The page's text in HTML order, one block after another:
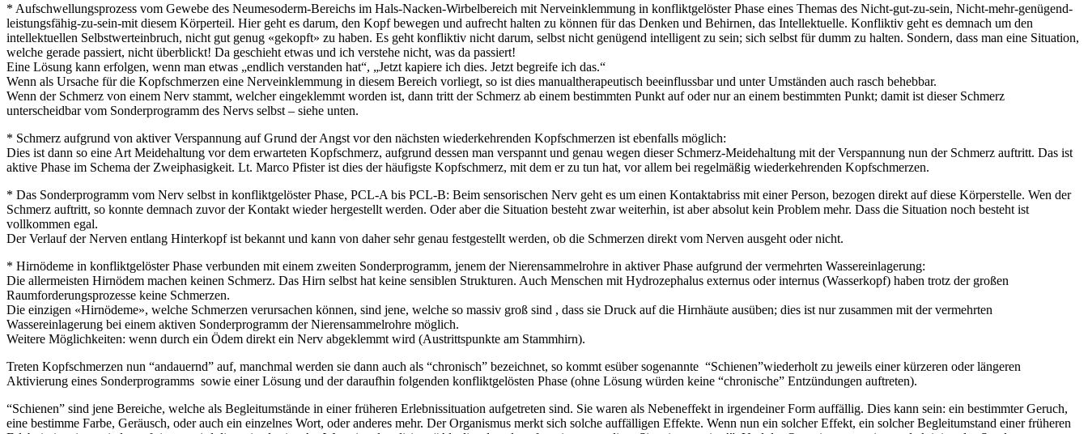
* Aufschwellungsprozess vom Gewebe des Neumesoderm-Bereichs im Hals-Nacken-Wirbelbereich mit Nerveinklemmung in konfliktgelöster Phase eines Themas des Nicht-gut-zu-sein, Nicht-mehr-genügend-
leistungsfähig-zu-sein-mit diesem Körperteil. Hier geht es darum, den Kopf bewegen und aufrecht halten zu können für das Denken und Behirnen, das Intellektuelle. Konfliktiv geht es demnach um den
intellektuellen Selbstwerteinbruch, nicht gut genug «gekopft» zu haben. Es geht konfliktiv nicht darum, selbst nicht genügend intelligent zu sein; sich selbst für dumm zu halten. Sondern, dass man eine Situation,
welche gerade passiert, nicht überblickt! Da geschieht etwas und ich verstehe nicht, was da passiert!
Eine Lösung kann erfolgen, wenn man etwas „endlich verstanden hat“, „Jetzt kapiere ich dies. Jetzt begreife ich das.“
Wenn als Ursache für die Kopfschmerzen eine Nerveinklemmung in diesem Bereich vorliegt, so ist dies manualtherapeutisch beeinflussbar und unter Umständen auch rasch behebbar.
Wenn der Schmerz von einem Nerv stammt, welcher eingeklemmt worden ist, dann tritt der Schmerz ab einem bestimmten Punkt auf oder nur an einem bestimmten Punkt; damit ist dieser Schmerz
unterscheidbar vom Sonderprogramm des Nervs selbst – siehe unten.
* Schmerz aufgrund von aktiver Verspannung auf Grund der Angst vor den nächsten wiederkehrenden Kopfschmerzen ist ebenfalls möglich:
Dies ist dann so eine Art Meidehaltung vor dem erwarteten Kopfschmerz, aufgrund dessen man verspannt und genau wegen dieser Schmerz-Meidehaltung mit der Verspannung nun der Schmerz auftritt. Das ist
aktive Phase im Schema der Zweiphasigkeit. Lt. Marco Pfister ist dies der häufigste Kopfschmerz, mit dem er zu tun hat, vor allem bei regelmäßig wiederkehrenden Kopfschmerzen.
* Das Sonderprogramm vom Nerv selbst in konfliktgelöster Phase, PCL-A bis PCL-B: Beim sensorischen Nerv geht es um einen Kontaktabriss mit einer Person, bezogen direkt auf diese Körperstelle. Wen der
Schmerz auftritt, so konnte demnach zuvor der Kontakt wieder hergestellt werden. Oder aber die Situation besteht zwar weiterhin, ist aber absolut kein Problem mehr. Dass die Situation noch besteht ist
vollkommen egal.
Der Verlauf der Nerven entlang Hinterkopf ist bekannt und kann von daher sehr genau festgestellt werden, ob die Schmerzen direkt vom Nerven ausgeht oder nicht.
* Hirnödeme in konfliktgelöster Phase verbunden mit einem zweiten Sonderprogramm, jenem der Nierensammelrohre in aktiver Phase aufgrund der vermehrten Wassereinlagerung:
Die allermeisten Hirnödem machen keinen Schmerz. Das Hirn selbst hat keine sensiblen Strukturen. Auch Menschen mit Hydrozephalus externus oder internus (Wasserkopf) haben trotz der großen
Raumforderungsprozesse keine Schmerzen.
Die einzigen «Hirnödeme», welche Schmerzen verursachen können, sind jene, welche so massiv groß sind , dass sie Druck auf die Hirnhäute ausüben; dies ist nur zusammen mit der vermehrten
Wassereinlagerung bei einem aktiven Sonderprogramm der Nierensammelrohre möglich.
Weitere Möglichkeiten: wenn durch ein Ödem direkt ein Nerv abgeklemmt wird (Austrittspunkte am Stammhirn).
Treten Kopfschmerzen nun “andauernd” auf, manchmal werden sie dann auch als “chronisch” bezeichnet, so kommt esüber sogenannte “Schienen”wiederholt zu jeweils einer kürzeren oder längeren
Aktivierung eines Sonderprogramms sowie einer Lösung und der daraufhin folgenden konfliktgelösten Phase (ohne Lösung würden keine “chronische” Entzündungen auftreten).
“Schienen” sind jene Bereiche, welche als Begleitumstände in einer früheren Erlebnissituation aufgetreten sind. Sie waren als Nebeneffekt in irgendeiner Form auffällig. Dies kann sein: ein bestimmter Geruch,
eine bestimme Farbe, Geräusch, oder auch ein einzelnes Wort, oder anderes mehr. Der Organismus merkt sich solche auffälligen Effekte. Wenn nun ein solcher Effekt, ein solcher Begleitumstand einer früheren